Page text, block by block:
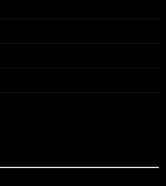
criptomonedelor în 2026
INFO
pierdut jumătate din aceștia